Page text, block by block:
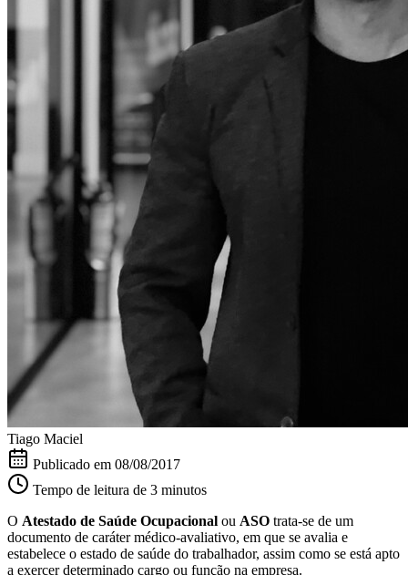
Tiago Maciel
Publicado em 08/08/2017
Tempo de leitura de 3 minutos
O Atestado de Saúde Ocupacional ou ASO trata-se de um
documento de caráter médico-avaliativo, em que se avalia e
estabelece o estado de saúde do trabalhador, assim como se está apto
a exercer determinado cargo ou função na empresa.